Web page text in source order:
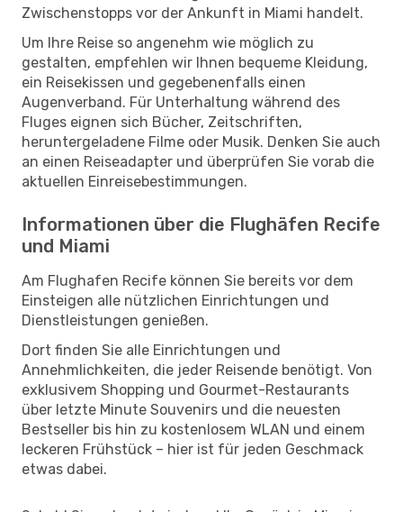
Zwischenstopps vor der Ankunft in Miami handelt.
Um Ihre Reise so angenehm wie möglich zu
gestalten, empfehlen wir Ihnen bequeme Kleidung,
ein Reisekissen und gegebenenfalls einen
Augenverband. Für Unterhaltung während des
Fluges eignen sich Bücher, Zeitschriften,
heruntergeladene Filme oder Musik. Denken Sie auch
an einen Reiseadapter und überprüfen Sie vorab die
aktuellen Einreisebestimmungen.
Informationen über die Flughäfen Recife
und Miami
Am Flughafen Recife können Sie bereits vor dem
Einsteigen alle nützlichen Einrichtungen und
Dienstleistungen genießen.
Dort finden Sie alle Einrichtungen und
Annehmlichkeiten, die jeder Reisende benötigt. Von
exklusivem Shopping und Gourmet-Restaurants
über letzte Minute Souvenirs und die neuesten
Bestseller bis hin zu kostenlosem WLAN und einem
leckeren Frühstück – hier ist für jeden Geschmack
etwas dabei.